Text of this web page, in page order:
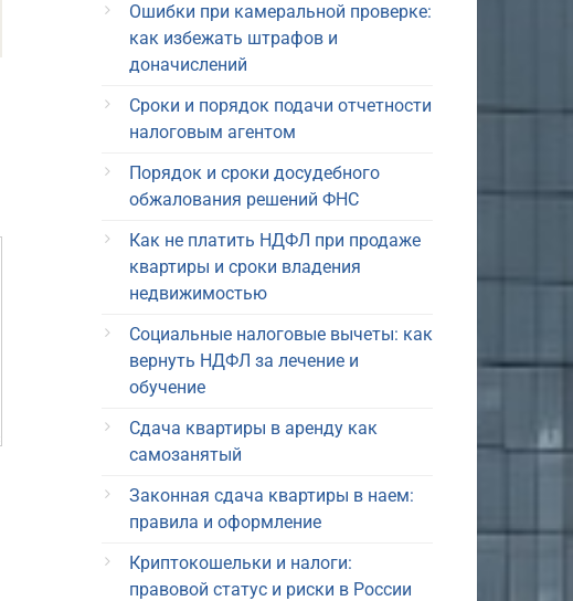
Ошибки при камеральной проверке:
как избежать штрафов и
доначислений
Сроки и порядок подачи отчетности
налоговым агентом
Порядок и сроки досудебного
обжалования решений ФНС
Как не платить НДФЛ при продаже
квартиры и сроки владения
недвижимостью
Социальные налоговые вычеты: как
вернуть НДФЛ за лечение и
обучение
Сдача квартиры в аренду как
самозанятый
Законная сдача квартиры в наем:
правила и оформление
Криптокошельки и налоги:
правовой статус и риски в России